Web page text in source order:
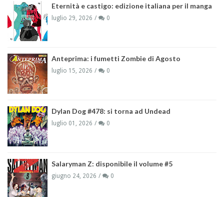
Eternità e castigo: edizione italiana per il manga
luglio 29, 2026 0
Anteprima: i fumetti Zombie di Agosto
luglio 15, 2026 0
Dylan Dog #478: si torna ad Undead
luglio 01, 2026 0
Salaryman Z: disponibile il volume #5
giugno 24, 2026 0